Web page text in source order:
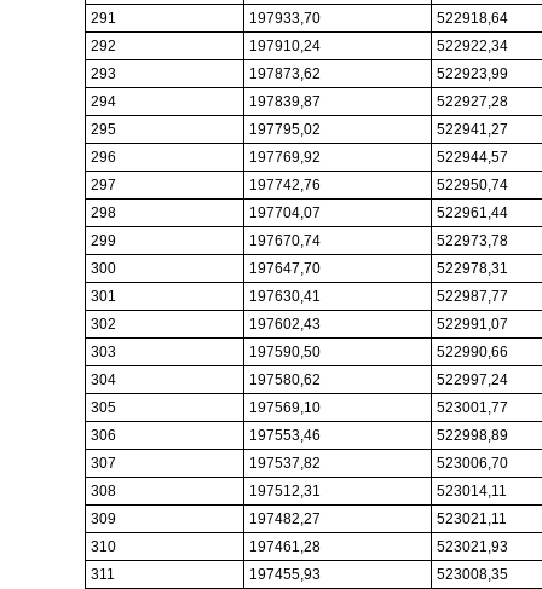
291
197933,70
522918,64
292
197910,24
522922,34
293
197873,62
522923,99
294
197839,87
522927,28
295
197795,02
522941,27
296
197769,92
522944,57
297
197742,76
522950,74
298
197704,07
522961,44
299
197670,74
522973,78
300
197647,70
522978,31
301
197630,41
522987,77
302
197602,43
522991,07
303
197590,50
522990,66
304
197580,62
522997,24
305
197569,10
523001,77
306
197553,46
522998,89
307
197537,82
523006,70
308
197512,31
523014,11
309
197482,27
523021,11
310
197461,28
523021,93
311
197455,93
523008,35